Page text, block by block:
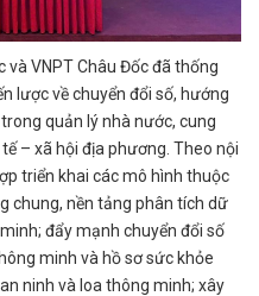
và VNPT Châu Đốc đã thống
lược về chuyển đổi số, hướng
quản lý nhà nước, cung
– xã hội địa phương. Theo nội
triển khai các mô hình thuộc
chung, nền tảng phân tích dữ
đẩy mạnh chuyển đổi số
minh và hồ sơ sức khỏe
ninh và loa thông minh; xây